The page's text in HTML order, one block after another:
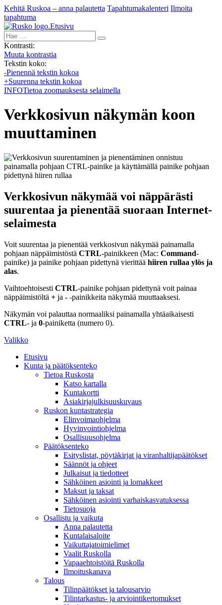
Kehitä Ruskoa – anna palautetta Tapahtumakalenteri Ilmoita
tapahtuma
Etusivu
Hae:
Kontrasti:
Muuta kontrastia
Tekstin koko:
-Pienennä tekstin kokoa
+Suurenna tekstin kokoa
INFOTietoa zoomauksesta selaimella
Verkkosivun näkymän koon
muuttaminen
Verkkosivun näkymää voi näppärästi
suurentaa ja pienentää suoraan Internet-
selaimesta
Voit suurentaa ja pienentää verkkosivun näkymää painamalla
pohjaan näppäimistöstä CTRL-painikkeen (Mac: Command-
painike) ja painike pohjaan pidettynä vierittää hiiren rullaa ylös ja
alas.
Vaihtoehtoisesti CTRL-painike pohjaan pidettynä voit painaa
näppäimistöltä + ja - -painikkeita näkymää muuttaaksesi.
Näkymän voi palauttaa normaaliksi painamalla yhtäaikaisesti
CTRL- ja 0-painiketta (numero 0).
Valikko
Etusivu
Kunta ja päätöksenteko
Tietoa Ruskosta
Katso kartalla
Kuntakortti
Asiakirjajulkisuuskuvaus
Ruskon kuntastrategia
Elinvoimaohjelma
Hyvinvointiohjelma
Osallisuusohjelma
Päätöksenteko
Esityslistat, pöytäkirjat ja viranhaltijapäätökset
Säännöt ja ohjeet
Julkaisut ja tiedotteet
Sähköinen asiointi ja lomakkeet
Maksut ja taksat
Sähköinen asiointi varhaiskasvatuksessa
Tietosuoja
Osallistu ja vaikuta
Anna palautetta
Kuntalaisaloite
Vaikuttajatoimielimet
Vaalit Ruskolla
Vapaaehtoistöitä Ruskolla
Ilmoituskanava
Talous
Tilinpäätökset ja talousarvio
Tilintarkastus- ja arviointikertomukset